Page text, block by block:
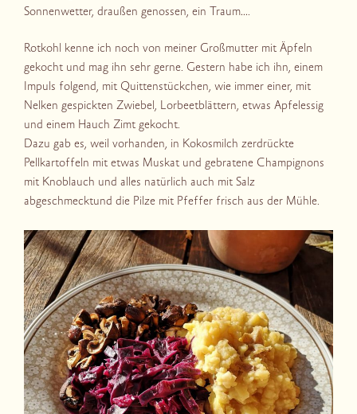
Sonnenwetter, draußen genossen, ein Traum….
Rotkohl kenne ich noch von meiner Großmutter mit Äpfeln
gekocht und mag ihn sehr gerne. Gestern habe ich ihn, einem
Impuls folgend, mit Quittenstückchen, wie immer einer, mit
Nelken gespickten Zwiebel, Lorbeetblättern, etwas Apfelessig
und einem Hauch Zimt gekocht.
Dazu gab es, weil vorhanden, in Kokosmilch zerdrückte
Pellkartoffeln mit etwas Muskat und gebratene Champignons
mit Knoblauch und alles natürlich auch mit Salz
abgeschmecktund die Pilze mit Pfeffer frisch aus der Mühle.